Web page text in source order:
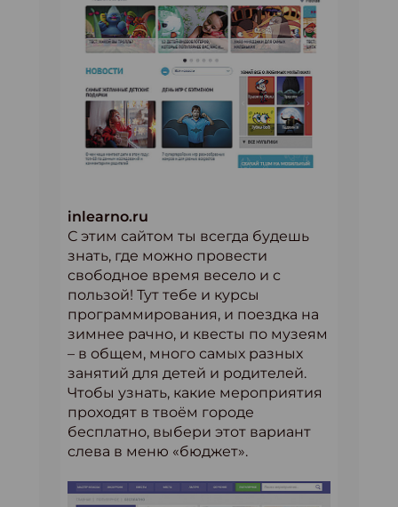
inlearno.ru
С этим сайтом ты всегда будешь
знать, где можно провести
свободное время весело и с
пользой! Тут тебе и курсы
программирования, и поездка на
зимнее рачно, и квесты по музеям
– в общем, много самых разных
занятий для детей и родителей.
Чтобы узнать, какие мероприятия
проходят в твоём городе
бесплатно, выбери этот вариант
слева в меню «бюджет».